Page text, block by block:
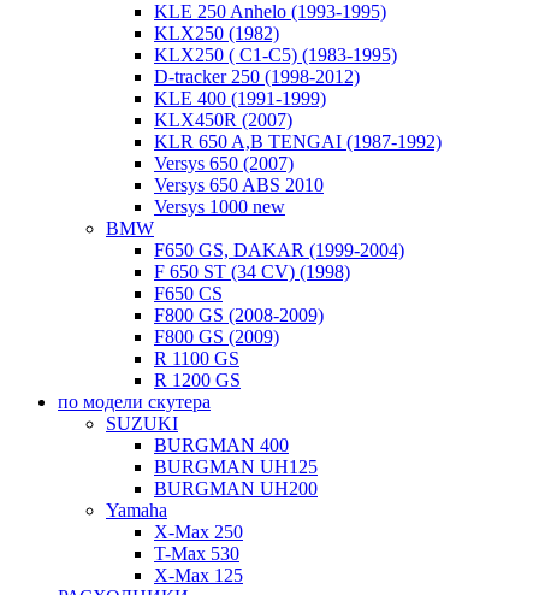
KLE 250 Anhelo (1993-1995)
KLX250 (1982)
KLX250 ( C1-C5) (1983-1995)
D-tracker 250 (1998-2012)
KLE 400 (1991-1999)
KLX450R (2007)
KLR 650 A,B TENGAI (1987-1992)
Versys 650 (2007)
Versys 650 ABS 2010
Versys 1000 new
BMW
F650 GS, DAKAR (1999-2004)
F 650 ST (34 CV) (1998)
F650 CS
F800 GS (2008-2009)
F800 GS (2009)
R 1100 GS
R 1200 GS
по модели скутера
SUZUKI
BURGMAN 400
BURGMAN UH125
BURGMAN UH200
Yamaha
X-Max 250
T-Max 530
X-Max 125